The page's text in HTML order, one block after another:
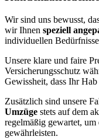
Wir sind uns bewusst,
wir Ihnen speziell
individuellen
Unsere klare und faire
Versicherungsschutz
Gewissheit, dass Ihr
Zusätzlich sind unsere
Umzüge stets auf dem
regelmäßig gewartet,
gewährleisten.